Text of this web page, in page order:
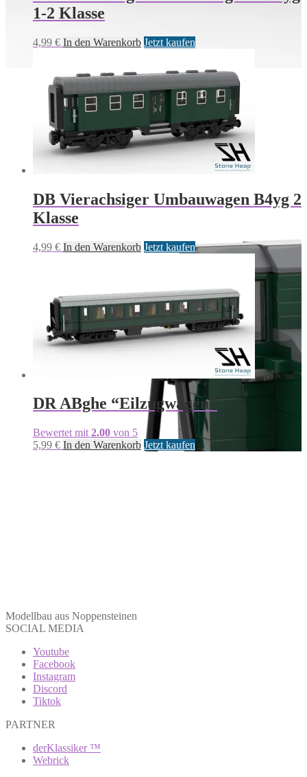
1-2 Klasse
4,99 € In den Warenkorb Jetzt kaufen
DB Vierachsiger Umbauwagen B4yg 2
Klasse
4,99 € In den Warenkorb Jetzt kaufen
DR ABghe “Eilzugwagen”
Bewertet mit 2.00 von 5
5,99 € In den Warenkorb Jetzt kaufen
Modellbau aus Noppensteinen
SOCIAL MEDIA
Youtube
Facebook
Instagram
Discord
Tiktok
PARTNER
derKlassiker ™
Webrick